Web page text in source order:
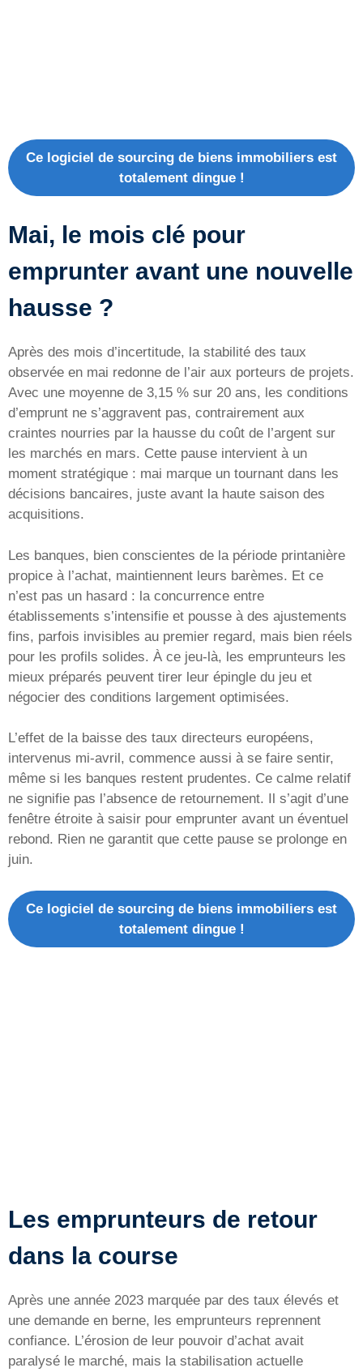
Ce logiciel de sourcing de biens immobiliers est
totalement dingue !
Mai, le mois clé pour
emprunter avant une nouvelle
hausse ?
Après des mois d’incertitude, la stabilité des taux
observée en mai redonne de l’air aux porteurs de projets.
Avec une moyenne de 3,15 % sur 20 ans, les conditions
d’emprunt ne s’aggravent pas, contrairement aux
craintes nourries par la hausse du coût de l’argent sur
les marchés en mars. Cette pause intervient à un
moment stratégique : mai marque un tournant dans les
décisions bancaires, juste avant la haute saison des
acquisitions.
Les banques, bien conscientes de la période printanière
propice à l’achat, maintiennent leurs barèmes. Et ce
n’est pas un hasard : la concurrence entre
établissements s’intensifie et pousse à des ajustements
fins, parfois invisibles au premier regard, mais bien réels
pour les profils solides. À ce jeu-là, les emprunteurs les
mieux préparés peuvent tirer leur épingle du jeu et
négocier des conditions largement optimisées.
L’effet de la baisse des taux directeurs européens,
intervenus mi-avril, commence aussi à se faire sentir,
même si les banques restent prudentes. Ce calme relatif
ne signifie pas l’absence de retournement. Il s’agit d’une
fenêtre étroite à saisir pour emprunter avant un éventuel
rebond. Rien ne garantit que cette pause se prolonge en
juin.
Ce logiciel de sourcing de biens immobiliers est
totalement dingue !
Les emprunteurs de retour
dans la course
Après une année 2023 marquée par des taux élevés et
une demande en berne, les emprunteurs reprennent
confiance. L’érosion de leur pouvoir d’achat avait
paralysé le marché, mais la stabilisation actuelle